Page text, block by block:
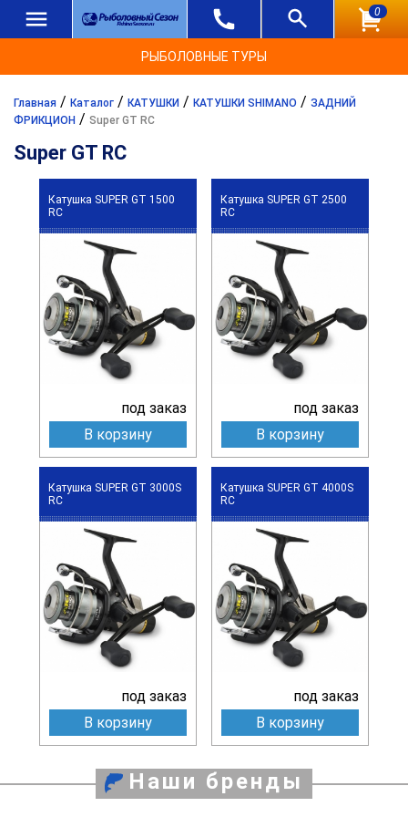
0
РЫБОЛОВНЫЕ ТУРЫ
Главная / Каталог / КАТУШКИ / КАТУШКИ SHIMANO / ЗАДНИЙ
ФРИКЦИОН / Super GT RC
Super GT RC
Катушка SUPER GT 1500
RC
под заказ
В корзину
Катушка SUPER GT 2500
RC
под заказ
В корзину
Катушка SUPER GT 3000S
RC
под заказ
В корзину
Катушка SUPER GT 4000S
RC
под заказ
В корзину
Наши бренды